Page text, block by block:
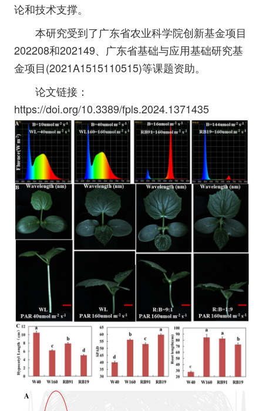
论和技术支撑。
本研究受到了广东省农业科学院创新基金项目
202208和202149、广东省基础与应用基础研究基
金项目(2021A1515110515)等课题资助。
论文链接：
https://doi.org/10.3389/fpls.2024.1371435